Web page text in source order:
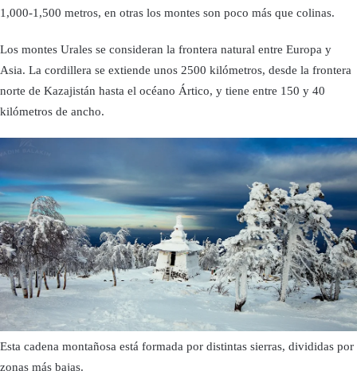
1,000-1,500 metros, en otras los montes son poco más que colinas.
Los montes Urales se consideran la frontera natural entre Europa y
Asia. La cordillera se extiende unos 2500 kilómetros, desde la frontera
norte de Kazajistán hasta el océano Ártico, y tiene entre 150 y 40
kilómetros de ancho.
Esta cadena montañosa está formada por distintas sierras, divididas por
zonas más bajas.